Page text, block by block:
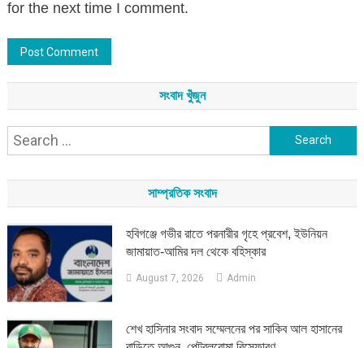
for the next time I comment.
সংবাদ খুঁজুন
Search
সাম্প্রতিক সংবাদ
হবিগঞ্জে গভীর রাতে পরনারীর গৃহে প্রবেশ, ইউনিয়ন
জামায়াত-আমির দল থেকে বহিস্কার
August 7, 2026 Admin
শেখ হাসিনার সংবাদ সম্মেলনের পর সাকিব আল হাসানের